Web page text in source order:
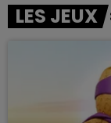
LES JEUX